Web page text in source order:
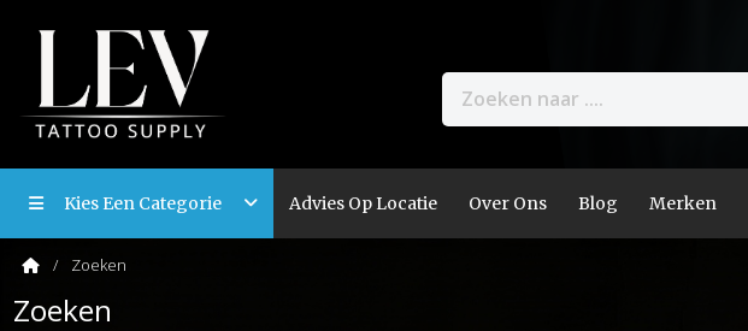
Kies Een Categorie Advies Op Locatie Over Ons Blog Merken
Zoeken
Zoeken